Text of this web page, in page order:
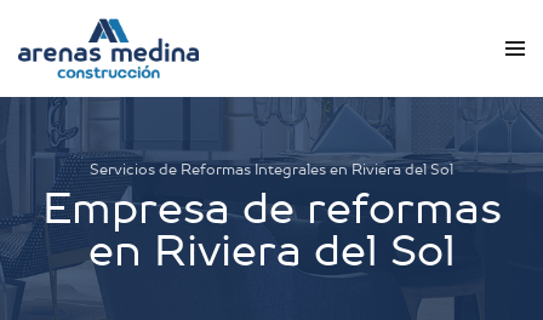
Servicios de Reformas Integrales en Riviera del Sol
Empresa de reformas
en Riviera del Sol